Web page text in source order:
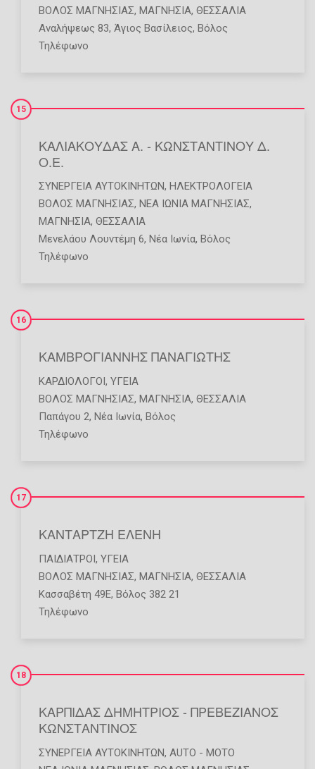
ΒΟΛΟΣ ΜΑΓΝΗΣΙΑΣ, ΜΑΓΝΗΣΙΑ, ΘΕΣΣΑΛΙΑ
Αναλήψεως 83, Άγιος Βασίλειος, Βόλος
Τηλέφωνο
ΚΑΛΙΑΚΟΥΔΑΣ Α. - ΚΩΝΣΤΑΝΤΙΝΟΥ Δ.
Ο.Ε.
15
ΣΥΝΕΡΓΕΊΑ ΑΥΤΟΚΙΝΉΤΩΝ, ΗΛΕΚΤΡΟΛΟΓΕΊΑ
ΒΟΛΟΣ ΜΑΓΝΗΣΙΑΣ, ΝΕΑ ΙΩΝΙΑ ΜΑΓΝΗΣΙΑΣ,
ΜΑΓΝΗΣΙΑ, ΘΕΣΣΑΛΙΑ
Μενελάου Λουντέμη 6, Νέα Ιωνία, Βόλος
Τηλέφωνο
ΚΑΜΒΡΟΓΙΑΝΝΗΣ ΠΑΝΑΓΙΩΤΗΣ
16
ΚΑΡΔΙΟΛΌΓΟΙ, ΥΓΕΊΑ
ΒΟΛΟΣ ΜΑΓΝΗΣΙΑΣ, ΜΑΓΝΗΣΙΑ, ΘΕΣΣΑΛΙΑ
Παπάγου 2, Νέα Ιωνία, Βόλος
Τηλέφωνο
ΚΑΝΤΑΡΤΖΗ ΕΛΕΝΗ
17
ΠΑΙΔΊΑΤΡΟΙ, ΥΓΕΊΑ
ΒΟΛΟΣ ΜΑΓΝΗΣΙΑΣ, ΜΑΓΝΗΣΙΑ, ΘΕΣΣΑΛΙΑ
Κασσαβέτη 49Ε, Βόλος 382 21
Τηλέφωνο
ΚΑΡΠΙΔΑΣ ΔΗΜΗΤΡΙΟΣ - ΠΡΕΒΕΖΙΑΝΟΣ
ΚΩΝΣΤΑΝΤΙΝΟΣ
18
ΣΥΝΕΡΓΕΊΑ ΑΥΤΟΚΙΝΉΤΩΝ, AUTO - MOTO